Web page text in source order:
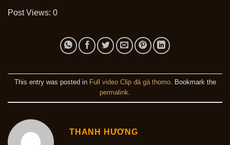
Post Views: 0
This entry was posted in Full video Clip đá gà thomo. Bookmark the
permalink
THANH HƯƠNG